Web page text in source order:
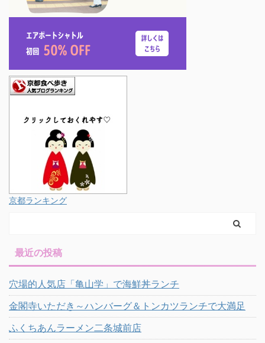
京都ランキング
最近の投稿
穴場的人気店「亀山学」で海鮮丼ランチ
金閣寺いただき～ハンバーグ＆トンカツランチで大満足
ふくちあんラーメン二条城前店